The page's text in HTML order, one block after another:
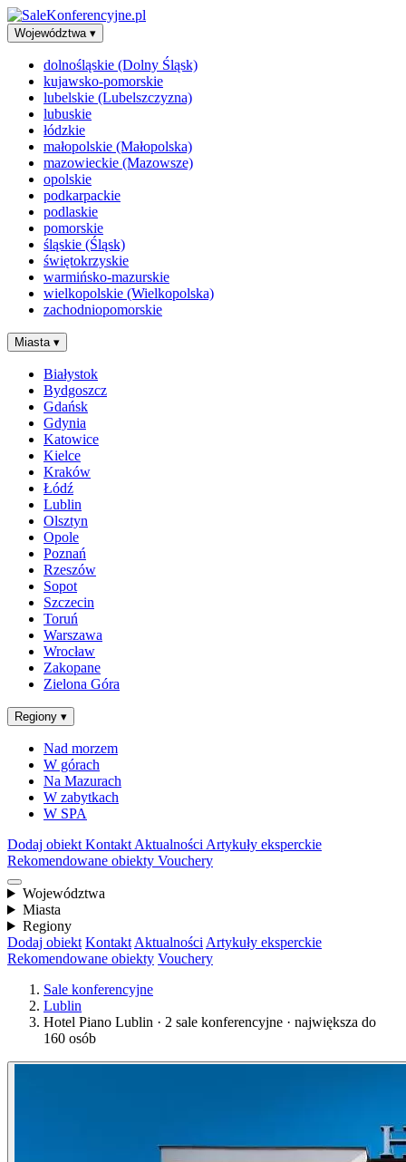
Województwa ▾
dolnośląskie (Dolny Śląsk)
kujawsko-pomorskie
lubelskie (Lubelszczyzna)
lubuskie
łódzkie
małopolskie (Małopolska)
mazowieckie (Mazowsze)
opolskie
podkarpackie
podlaskie
pomorskie
śląskie (Śląsk)
świętokrzyskie
warmińsko-mazurskie
wielkopolskie (Wielkopolska)
zachodniopomorskie
Miasta ▾
Białystok
Bydgoszcz
Gdańsk
Gdynia
Katowice
Kielce
Kraków
Łódź
Lublin
Olsztyn
Opole
Poznań
Rzeszów
Sopot
Szczecin
Toruń
Warszawa
Wrocław
Zakopane
Zielona Góra
Regiony ▾
Nad morzem
W górach
Na Mazurach
W zabytkach
W SPA
Dodaj obiekt Kontakt Aktualności Artykuły eksperckie
Rekomendowane obiekty Vouchery
Województwa
Miasta
Regiony
Dodaj obiekt Kontakt Aktualności Artykuły eksperckie
Rekomendowane obiekty Vouchery
Sale konferencyjne
Lublin
Hotel Piano Lublin · 2 sale konferencyjne · największa do
160 osób